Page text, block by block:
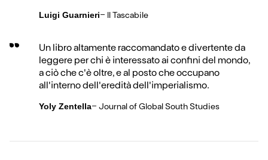
Luigi Guarnieri- Il Tascabile
Un libro altamente raccomandato e divertente da
leggere per chi è interessato ai confini del mondo,
a ciò che c'è oltre, e al posto che occupano
all'interno dell'eredità dell'imperialismo.
Yoly Zentella- Journal of Global South Studies